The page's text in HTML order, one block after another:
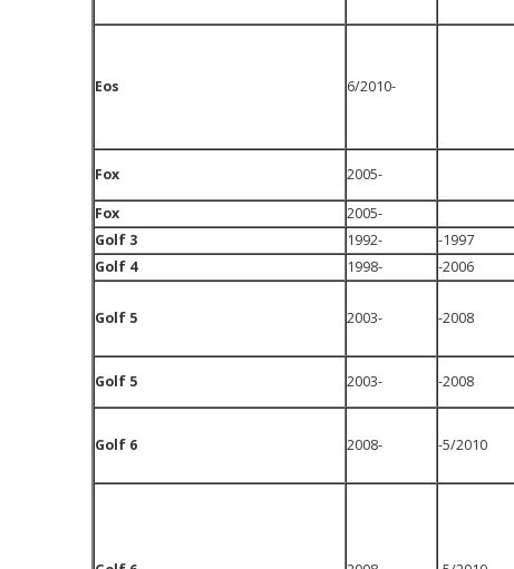
Eos 6/2010-
Fox 2005-
Fox 2005-
Golf 3
1992- -1997
Golf 4
1998- -2006
Golf 5 2003- -2008
Golf 5 2003- -2008
Golf 6 2008- -5/2010